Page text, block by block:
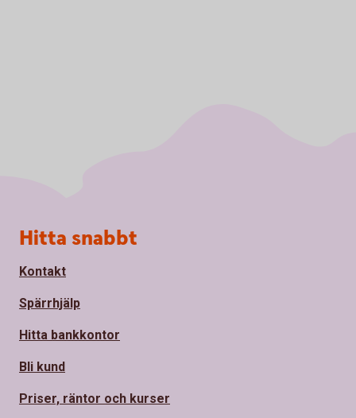
Sidfot
Hitta snabbt
Kontakt
Spärrhjälp
Hitta bankkontor
Bli kund
Priser, räntor och kurser